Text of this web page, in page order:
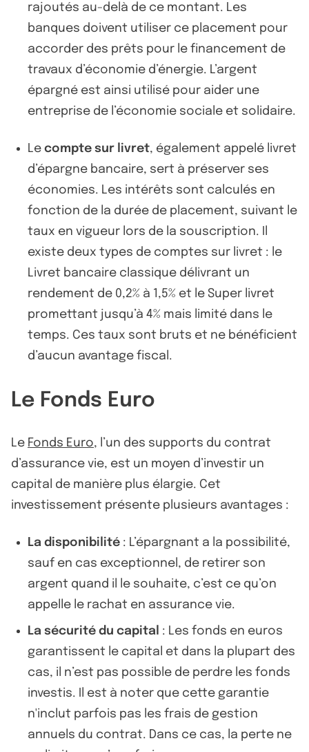
rajoutés au-delà de ce montant. Les
banques doivent utiliser ce placement pour
accorder des prêts pour le financement de
travaux d’économie d’énergie. L’argent
épargné est ainsi utilisé pour aider une
entreprise de l’économie sociale et solidaire.
Le compte sur livret, également appelé livret
d’épargne bancaire, sert à préserver ses
économies. Les intérêts sont calculés en
fonction de la durée de placement, suivant le
taux en vigueur lors de la souscription. Il
existe deux types de comptes sur livret : le
Livret bancaire classique délivrant un
rendement de 0,2% à 1,5% et le Super livret
promettant jusqu’à 4% mais limité dans le
temps. Ces taux sont bruts et ne bénéficient
d’aucun avantage fiscal.
Le Fonds Euro
Le Fonds Euro, l’un des supports du contrat
d’assurance vie, est un moyen d’investir un
capital de manière plus élargie. Cet
investissement présente plusieurs avantages :
La disponibilité : L’épargnant a la possibilité,
sauf en cas exceptionnel, de retirer son
argent quand il le souhaite, c’est ce qu’on
appelle le rachat en assurance vie.
La sécurité du capital : Les fonds en euros
garantissent le capital et dans la plupart des
cas, il n’est pas possible de perdre les fonds
investis. Il est à noter que cette garantie
n'inclut parfois pas les frais de gestion
annuels du contrat. Dans ce cas, la perte ne